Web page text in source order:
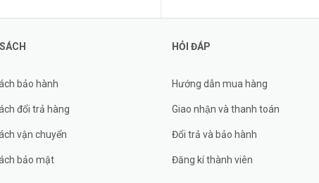
bảo hành
đổi trả hàng
vận chuyển
bảo mật
HỎI ĐÁP
Hướng dẫn mua hàng
Giao nhận và thanh toán
Đổi trả và bảo hành
Đăng kí thành viên